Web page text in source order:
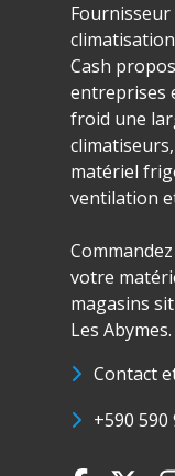
Fournisseur
Cash
entreprises
froid une
matériel
ventilation
votre
magasins
Les Abymes.
Contact
+590 590